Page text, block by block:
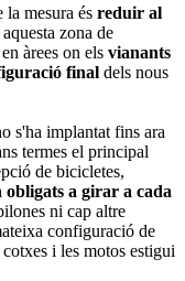
mesura és reduir al
zona de
àrees on els vianants
final dels nous
s'ha implantat fins ara
termes el principal
de bicicletes,
obligats a girar a cada
ni cap altre
configuració de
i les motos estigui